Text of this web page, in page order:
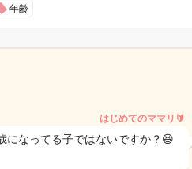
年齢
はじめてのママリ🔰
になってる子ではないですか？😆